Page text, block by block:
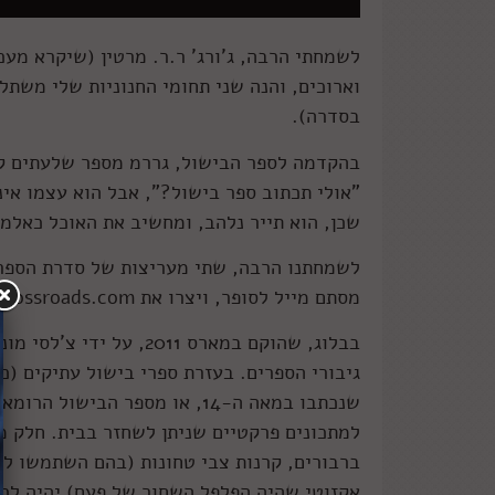
לשמחתי הרבה, ג'ורג' ר.ר. מרטין (שיקרא
וארוכים, והנה שני תחומי החנוניות שלי
בסדרה).
בהקדמה לספר הבישול, גררמ מספר שלעתים
"אולי תכתוב ספר בישול?”, אבל הוא עצמו
שכן, הוא תייר נלהב, ומחשיב את האוכל
לשמחתנו הרבה, שתי מעריצות של סדרת
מסתם מייל לסופר, ויצרו את innatthecrossroads.com, בלוג האוכל של משחקי הכס.
בבלוג, שהוקם במארס
למתכונים פרקטיים שניתן לשחזר בבית.
ברבורים, קרנות צבי טחונות (בהם השתמשו